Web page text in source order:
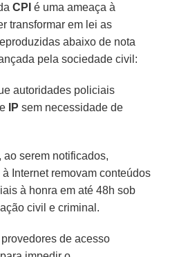
CPI é uma ameaça à
transformar em lei as
abaixo de nota
pela sociedade civil:
autoridades policiais
IP sem necessidade de
ao serem notificados,
Internet removam conteúdos
à honra em até 48h sob
civil e criminal.
de acesso